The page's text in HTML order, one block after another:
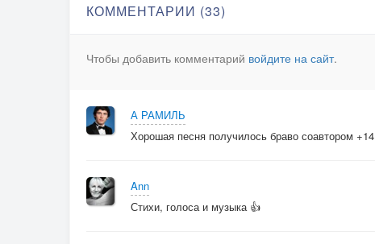
КОММЕНТАРИИ (33)
Чтобы добавить комментарий войдите на сайт.
А РАМИЛЬ
Хорошая песня получилось браво соавтором +14
Ann
Стихи, голоса и музыка 👍